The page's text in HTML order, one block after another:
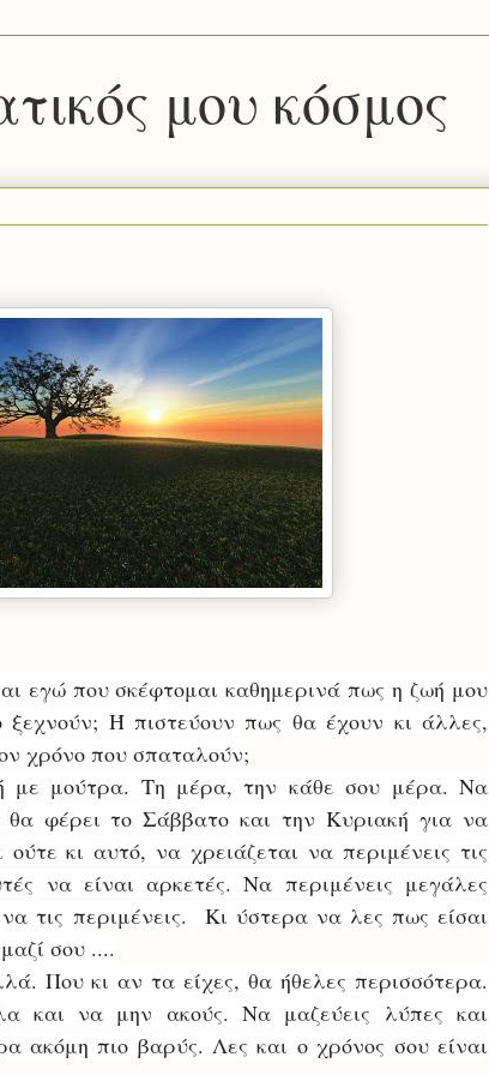
μου κόσμος
εγώ που σκέφτομαι καθημερινά πως η ζωή μου
ξεχνούν; Ή πιστεύουν πως θα έχουν κι άλλες,
χρόνο που σπαταλούν;
με μούτρα. Τη μέρα, την κάθε σου μέρα. Να
θα φέρει το Σάββατο και την Κυριακή για να
κι αυτό, να χρειάζεται να περιμένεις τις
να είναι αρκετές. Να περιμένεις μεγάλες
τις περιμένεις. Κι ύστερα να λες πως είσαι
σου ....
Που κι αν τα είχες, θα ήθελες περισσότερα.
και να μην ακούς. Να μαζεύεις λύπες και
ακόμη πιο βαρύς. Λες και ο χρόνος σου είναι